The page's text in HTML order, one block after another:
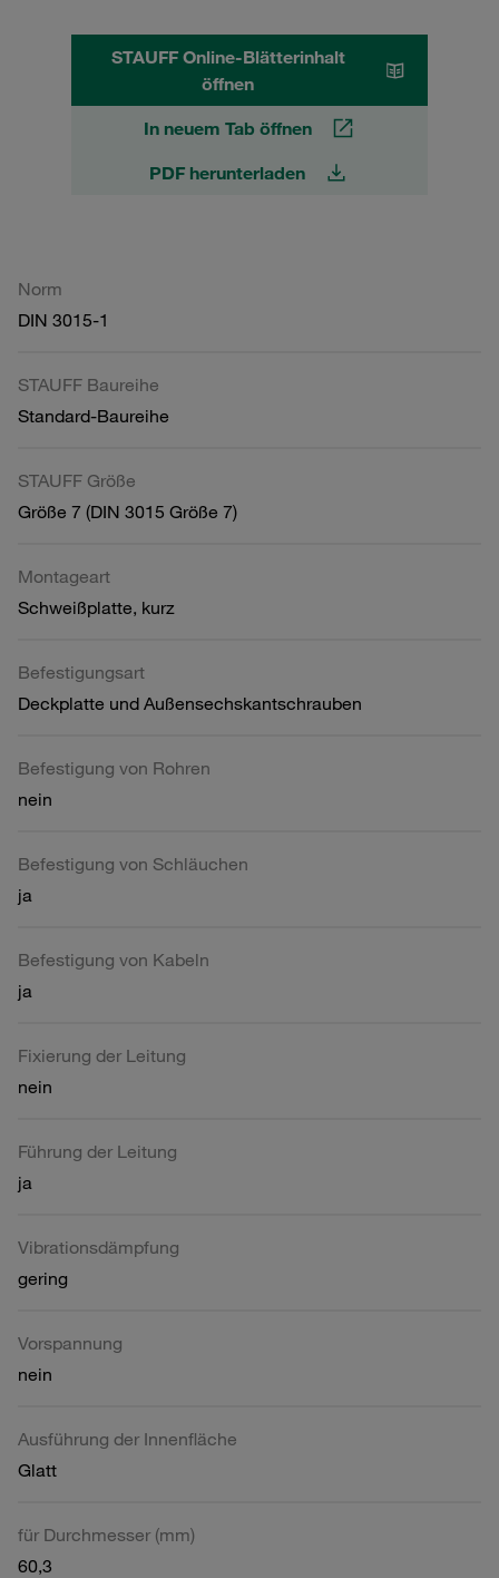
STAUFF Online-Blätterinhalt
öffnen
In neuem Tab öffnen
PDF herunterladen
Norm
DIN 3015-1
STAUFF Baureihe
Standard-Baureihe
STAUFF Größe
Größe 7 (DIN 3015 Größe 7)
Montageart
Schweißplatte, kurz
Befestigungsart
Deckplatte und Außensechskantschrauben
Befestigung von Rohren
nein
Befestigung von Schläuchen
ja
Befestigung von Kabeln
ja
Fixierung der Leitung
nein
Führung der Leitung
ja
Vibrationsdämpfung
gering
Vorspannung
nein
Ausführung der Innenfläche
Glatt
für Durchmesser (mm)
60,3